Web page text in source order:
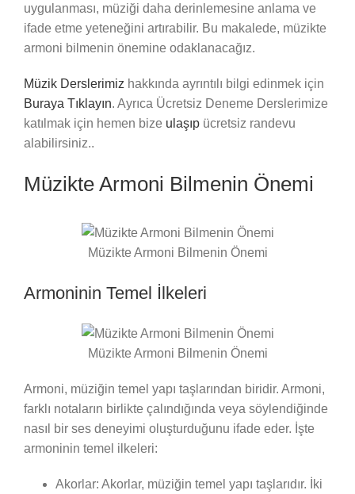
uygulanması, müziği daha derinlemesine anlama ve
ifade etme yeteneğini artırabilir. Bu makalede, müzikte
armoni bilmenin önemine odaklanacağız.
Müzik Derslerimiz hakkında ayrıntılı bilgi edinmek için
Buraya Tıklayın. Ayrıca Ücretsiz Deneme Derslerimize
katılmak için hemen bize ulaşıpücretsiz randevu
alabilirsiniz..
Müzikte Armoni Bilmenin Önemi
Müzikte Armoni Bilmenin Önemi
Armoninin Temel İlkeleri
Müzikte Armoni Bilmenin Önemi
Armoni, müziğin temel yapı taşlarından biridir. Armoni,
farklı notaların birlikte çalındığında veya söylendiğinde
nasıl bir ses deneyimi oluşturduğunu ifade eder. İşte
armoninin temel ilkeleri:
Akorlar: Akorlar, müziğin temel yapı taşlarıdır. İki